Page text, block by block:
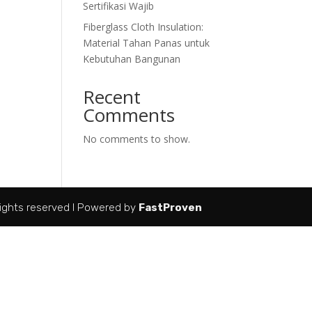
Sertifikasi Wajib
Fiberglass Cloth Insulation:
Material Tahan Panas untuk
Kebutuhan Bangunan
Recent
Comments
No comments to show.
reserved I Powered by FastProven